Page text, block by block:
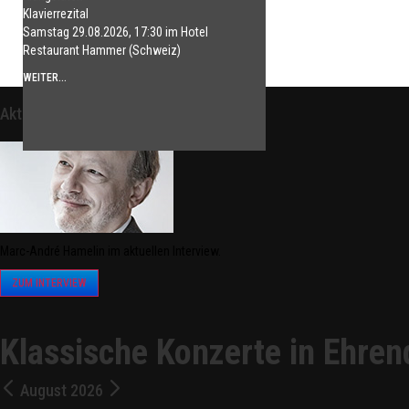
Klavierrezital
Samstag 29.08.2026, 17:30 im Hotel
Restaurant Hammer (Schweiz)
WEITER...
Aktuelles Interview
ZUM INTERVIEW
Klassische Konzerte in
August 2026